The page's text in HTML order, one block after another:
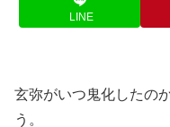
LINE
玄弥がいつ鬼化したの
う。